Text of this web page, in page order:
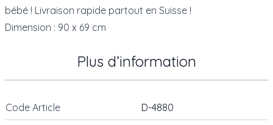
bébé ! Livraison rapide partout en Suisse !
Dimension : 90 x 69 cm
Plus d’information
Code Article D-4880